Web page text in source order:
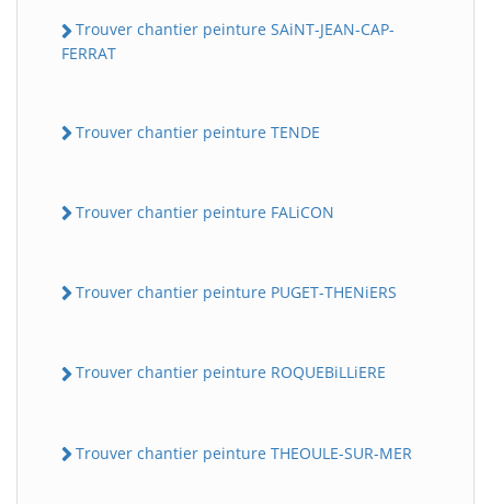
Trouver chantier peinture SAiNT-JEAN-CAP-
FERRAT
Trouver chantier peinture TENDE
Trouver chantier peinture FALiCON
Trouver chantier peinture PUGET-THENiERS
Trouver chantier peinture ROQUEBiLLiERE
Trouver chantier peinture THEOULE-SUR-MER